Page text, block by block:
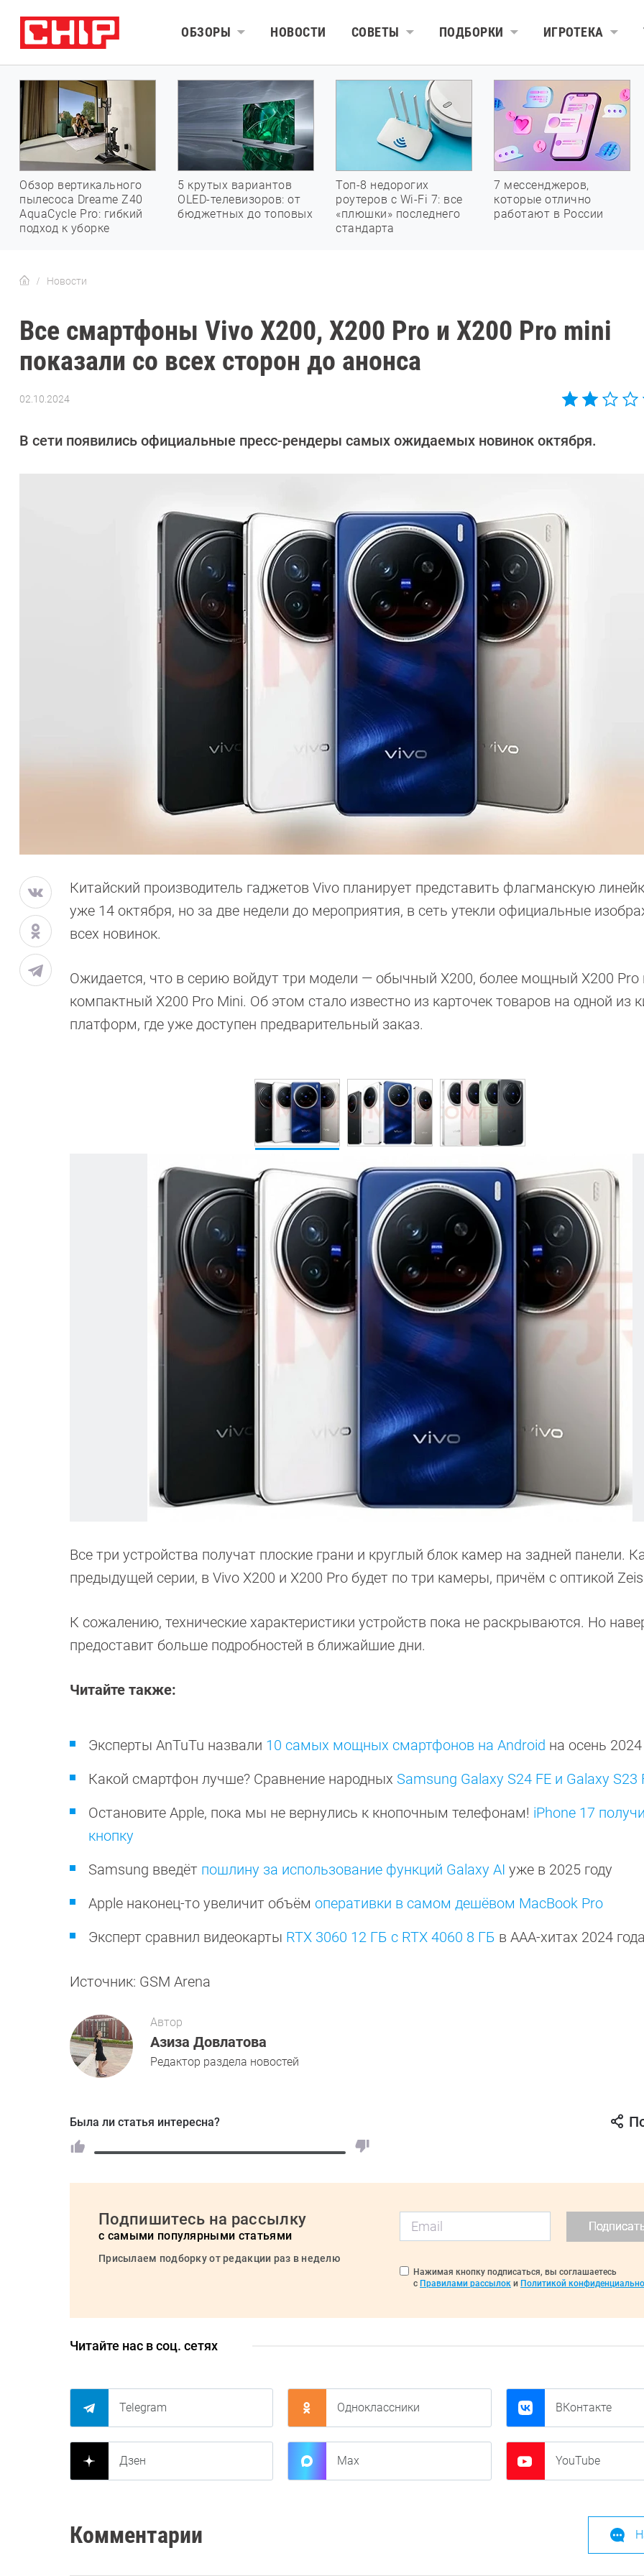
ОБЗОРЫ НОВОСТИ СОВЕТЫ ПОДБОРКИ ИГРОТЕКА
Обзор вертикального
пылесоса Dreame Z40
AquaCycle Pro: гибкий
подход к уборке
5 крутых вариантов
OLED-телевизоров: от
бюджетных до топовых
Топ-8 недорогих
роутеров с Wi-Fi 7: все
«плюшки» последнего
стандарта
7 мессенджеров,
которые отлично
работают в России
Новости
Все смартфоны Vivo X200, X200 Pro и X200 Pro mini
показали со всех сторон до анонса
02.10.2024
Довлатова
В сети появились официальные пресс-рендеры самых ожидаемых новинок октября.
Китайский производитель гаджетов Vivo планирует представить флагманскую
уже 14 октября, но за две недели до мероприятия, в сеть утекли официальные
всех новинок.
Ожидается, что в серию войдут три модели — обычный X200, более мощный X200 Pro
компактный X200 Pro Mini. Об этом стало известно из карточек товаров на одной из
платформ, где уже доступен предварительный заказ.
Все три устройства получат плоские грани и круглый блок камер на задней панели.
предыдущей серии, в Vivo X200 и X200 Pro будет по три камеры, причём с оптикой
К сожалению, технические характеристики устройств пока не раскрываются. Но
предоставит больше подробностей в ближайшие дни.
Читайте также:
Эксперты AnTuTu назвали 10 самых мощных смартфонов на Android на осень 2024
Какой смартфон лучше? Сравнение народных Samsung Galaxy S24 FE и Galaxy S23
Остановите Apple, пока мы не вернулись к кнопочным телефонам! iPhone 17
кнопку
Samsung введёт пошлину за использование функций Galaxy AI уже в 2025 году
Apple наконец-то увеличит объём оперативки в самом дешёвом MacBook Pro
Эксперт сравнил видеокарты RTX 3060 12 ГБ с RTX 4060 8 ГБ в ААА-хитах 2024
Источник: GSM Arena
Автор
Азиза Довлатова
Редактор раздела новостей
Была ли статья интересна?
Подпишитесь на рассылку
с самыми популярными статьями
Присылаем подборку от редакции раз в неделю
Нажимая кнопку подписаться, вы соглашаетесь
с Правилами рассылок и Политикой
Читайте нас в соц. сетях
Telegram Одноклассники ВКонтакте
Дзен Max YouTube
Комментарии